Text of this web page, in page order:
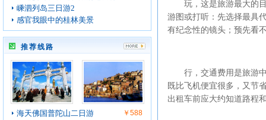
嵊泗列岛三日游2
感官我眼中的桂林美景
推荐线路
海天佛国普陀山二日游 ￥588
玩，这是旅游最大的目
游图或打听：先选择最具
有纪念性的镜头；预先看
行，交通费用是旅游中
既比飞机便宜很多，又节
出租车前应大约知道路程